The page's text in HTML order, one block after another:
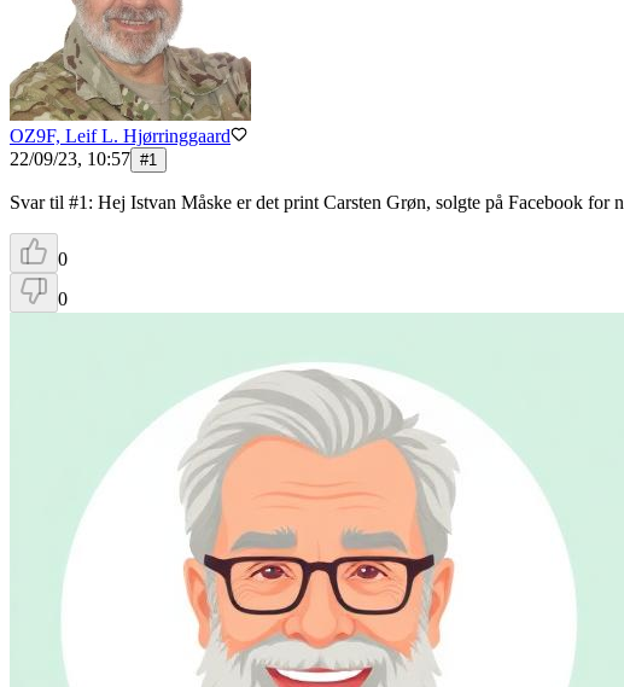
OZ9F, Leif L. Hjørringgaard
22/09/23, 10:57 #1
Svar til #1: Hej Istvan Måske er det print Carsten Grøn, solgte på Facebook
0
0